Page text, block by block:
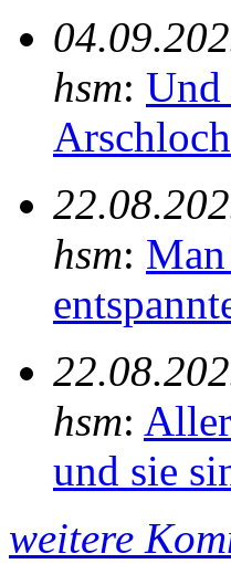
hsm: Und
hsm:
hsm:
und sie
weitere